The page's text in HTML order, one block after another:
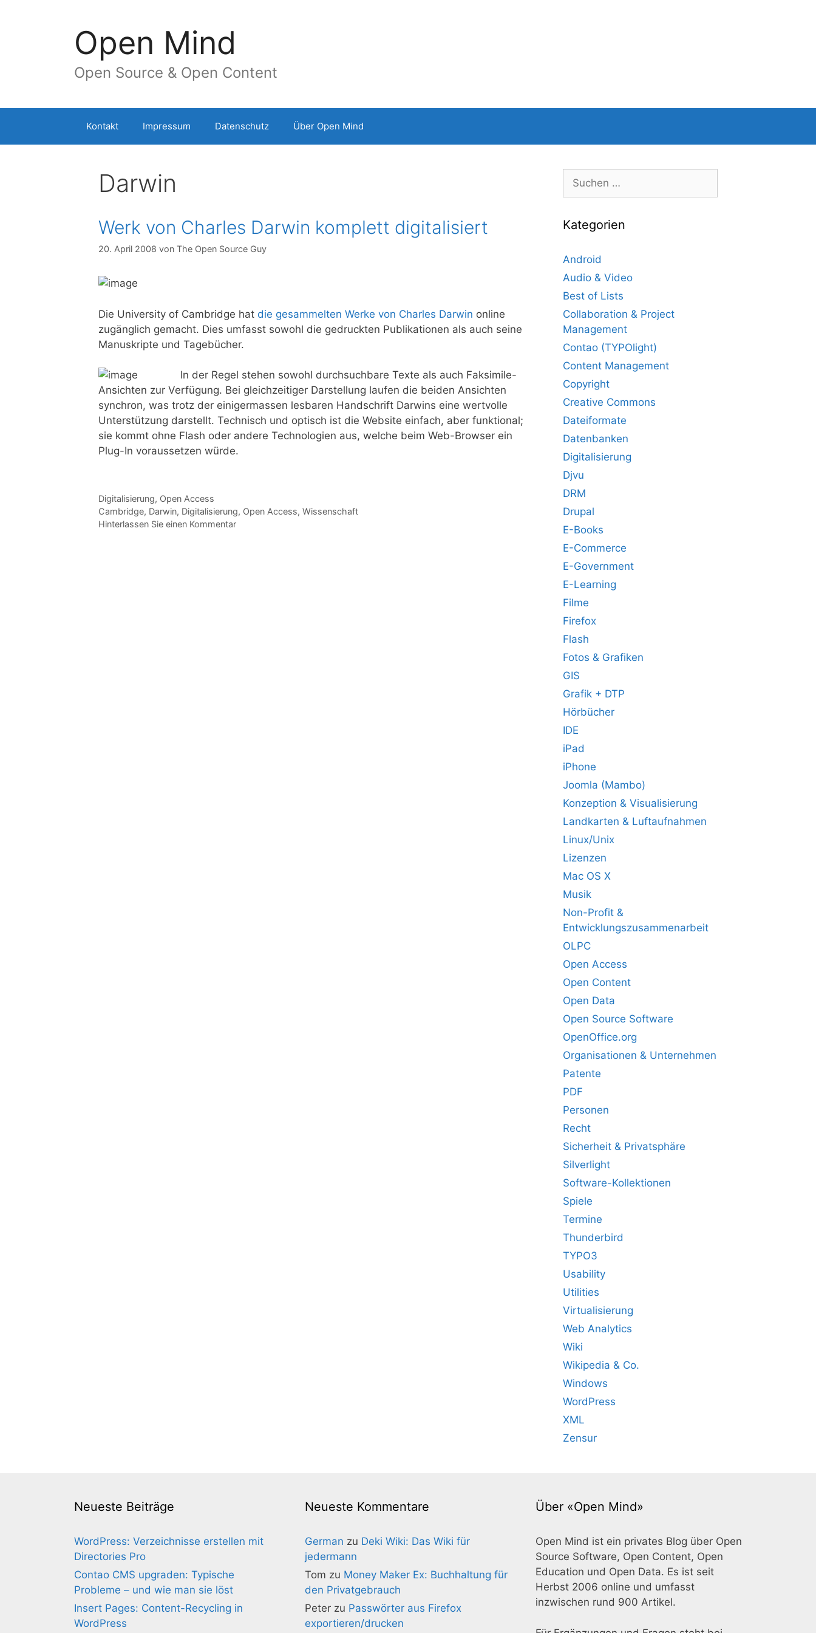
Open Mind
Open Source & Open Content
Kontakt Impressum Datenschutz Über Open Mind
Darwin
Werk von Charles Darwin komplett digitalisiert
20. April 2008 von The Open Source Guy
Die University of Cambridge hat die gesammelten Werke von Charles Darwin online
zugänglich gemacht. Dies umfasst sowohl die gedruckten Publikationen als auch seine
Manuskripte und Tagebücher.
In der Regel stehen sowohl durchsuchbare Texte als auch Faksimile-
Ansichten zur Verfügung. Bei gleichzeitiger Darstellung laufen die beiden Ansichten
synchron, was trotz der einigermassen lesbaren Handschrift Darwins eine wertvolle
Unterstützung darstellt. Technisch und optisch ist die Website einfach, aber funktional;
sie kommt ohne Flash oder andere Technologien aus, welche beim Web-Browser ein
Plug-In voraussetzen würde.
Kategorien
Digitalisierung, Open Access
Tags
Cambridge, Darwin, Digitalisierung, Open Access, Wissenschaft
Hinterlassen Sie einen Kommentar
Suche
nach:
Kategorien
Android
Audio & Video
Best of Lists
Collaboration & Project
Management
Contao (TYPOlight)
Content Management
Copyright
Creative Commons
Dateiformate
Datenbanken
Digitalisierung
Djvu
DRM
Drupal
E-Books
E-Commerce
E-Government
E-Learning
Filme
Firefox
Flash
Fotos & Grafiken
GIS
Grafik + DTP
Hörbücher
IDE
iPad
iPhone
Joomla (Mambo)
Konzeption & Visualisierung
Landkarten & Luftaufnahmen
Linux/Unix
Lizenzen
Mac OS X
Musik
Non-Profit &
Entwicklungszusammenarbeit
OLPC
Open Access
Open Content
Open Data
Open Source Software
OpenOffice.org
Organisationen & Unternehmen
Patente
PDF
Personen
Recht
Sicherheit & Privatsphäre
Silverlight
Software-Kollektionen
Spiele
Termine
Thunderbird
TYPO3
Usability
Utilities
Virtualisierung
Web Analytics
Wiki
Wikipedia & Co.
Windows
WordPress
XML
Zensur
Neueste Beiträge
WordPress: Verzeichnisse erstellen mit
Directories Pro
Contao CMS upgraden: Typische
Probleme – und wie man sie löst
Insert Pages: Content-Recycling in
WordPress
Neueste Kommentare
German zu Deki Wiki: Das Wiki für
jedermann
Tom zu Money Maker Ex: Buchhaltung für
den Privatgebrauch
Peterzu Passwörter aus Firefox
exportieren/drucken
Über «Open Mind»
Open Mind ist ein privates Blog über Open
Source Software, Open Content, Open
Education und Open Data. Es ist seit
Herbst 2006 online und umfasst
inzwischen rund 900 Artikel.